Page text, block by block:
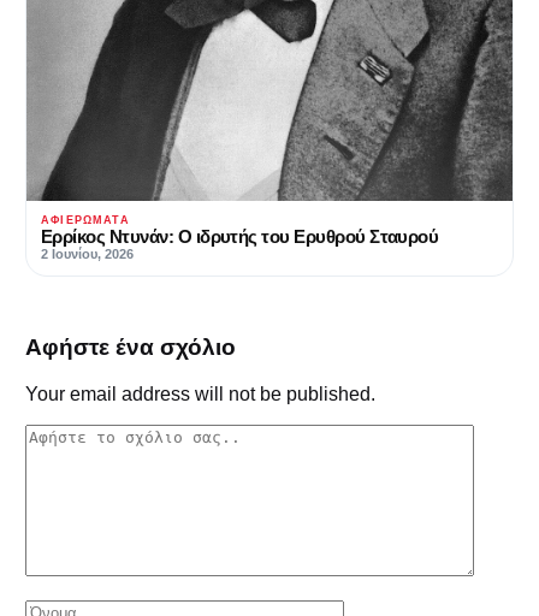
ΑΦΙΕΡΏΜΑΤΑ
Ερρίκος Ντυνάν: Ο ιδρυτής του Ερυθρού Σταυρού
2 Ιουνίου, 2026
Αφήστε ένα σχόλιο
Your email address will not be published.